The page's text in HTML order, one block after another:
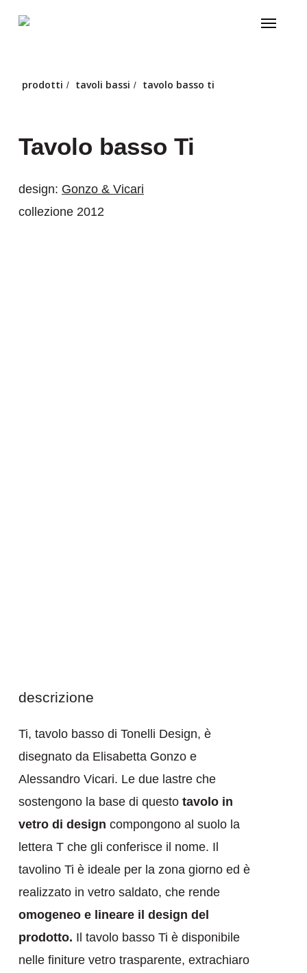
Menu
prodotti / tavoli bassi / tavolo basso ti
Tavolo basso Ti
design: Gonzo & Vicari
collezione 2012
descrizione
Ti, tavolo basso di Tonelli Design, è
disegnato da Elisabetta Gonzo e
Alessandro Vicari. Le due lastre che
sostengono la base di questo tavolo in
vetro di design compongono al suolo la
lettera T che gli conferisce il nome. Il
tavolino Ti è ideale per la zona giorno ed è
realizzato in vetro saldato, che rende
omogeneo e lineare il design del
prodotto. Il tavolo basso Ti è disponibile
nelle finiture vetro trasparente, extrachiaro